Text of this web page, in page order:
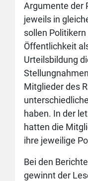
Argumente der
jeweils in
sollen
Öffentlichkeit
Urteilsbildung
Mitglieder des
haben. In der
hatten die
ihre jeweilige
Bei den
gewinnt der